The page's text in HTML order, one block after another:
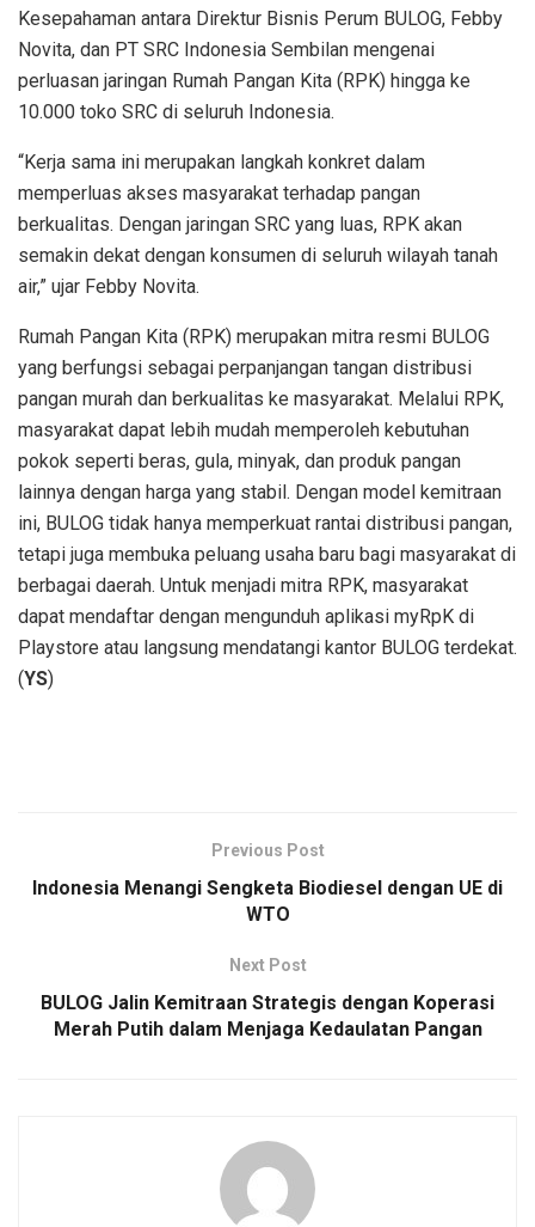
Kesepahaman antara Direktur Bisnis Perum BULOG, Febby
Novita, dan PT SRC Indonesia Sembilan mengenai
perluasan jaringan Rumah Pangan Kita (RPK) hingga ke
10.000 toko SRC di seluruh Indonesia.
“Kerja sama ini merupakan langkah konkret dalam
memperluas akses masyarakat terhadap pangan
berkualitas. Dengan jaringan SRC yang luas, RPK akan
semakin dekat dengan konsumen di seluruh wilayah tanah
air,” ujar Febby Novita.
Rumah Pangan Kita (RPK) merupakan mitra resmi BULOG
yang berfungsi sebagai perpanjangan tangan distribusi
pangan murah dan berkualitas ke masyarakat. Melalui RPK,
masyarakat dapat lebih mudah memperoleh kebutuhan
pokok seperti beras, gula, minyak, dan produk pangan
lainnya dengan harga yang stabil. Dengan model kemitraan
ini, BULOG tidak hanya memperkuat rantai distribusi pangan,
tetapi juga membuka peluang usaha baru bagi masyarakat di
berbagai daerah. Untuk menjadi mitra RPK, masyarakat
dapat mendaftar dengan mengunduh aplikasi myRpK di
Playstore atau langsung mendatangi kantor BULOG terdekat.
(YS)
Previous Post
Indonesia Menangi Sengketa Biodiesel dengan UE di
WTO
Next Post
BULOG Jalin Kemitraan Strategis dengan Koperasi
Merah Putih dalam Menjaga Kedaulatan Pangan